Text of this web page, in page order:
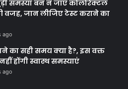
समस्या बन न जाए कोलोरेक्टल
वजह, जान लीजिए टेस्ट कराने का
ago
का सही समय क्‍या है?, इस वक्त
होंगी स्वास्थ समस्याएं
ago